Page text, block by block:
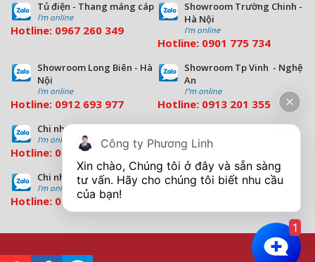
Tủ điện - Thang máng cáp
I'm online
Hotline: 0967 260 349
Showroom Trường Chinh -
Hà Nội
I'm online
Hotline: 0901 775 734
Showroom Long Biên - Hà
Nội
I'm online
Hotline: 0912 693 977
Showroom Tp Vinh - Nghệ
An
I''m online
Hotline: 0913 201 355
Chi nhánh Đà Nẵng
I'm online
Hotline: 0963 544 563
Chi nhánh Hồ Chí Minh
I'm online
Hotline:0909 503 696
Chi nhánh Bình Dương
I'm online
Hotline: 0933 569 039
Công ty Phương Linh
Xin chào, Chúng tôi ở đây và sẵn sàng
tư vấn. Hãy cho chúng tôi biết nhu cầu
1